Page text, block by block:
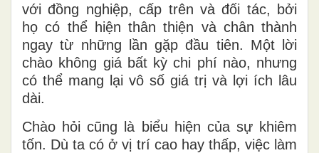
với đồng nghiệp, cấp trên và đối tác, bởi
họ có thể hiện thân thiện và chân thành
ngay từ những lần gặp đầu tiên. Một lời
chào không giá bất kỳ chi phí nào, nhưng
có thể mang lại vô số giá trị và lợi ích lâu
dài.
Chào hỏi cũng là biểu hiện của sự khiêm
tốn. Dù ta có ở vị trí cao hay thấp, việc làm